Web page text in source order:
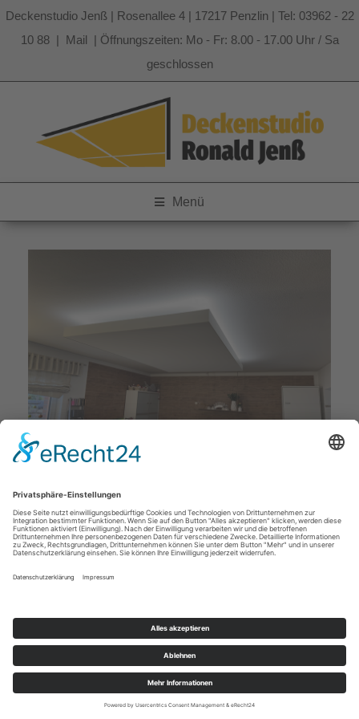
Deckenstudio Jenß | Rosenallee 4 | 17217 Penzlin | Tel: 03962 - 22
10 88 | Mail | Öffnungszeiten: Mo - Fr: 8.00 - 17.00 Uhr / Sa
geschlossen
Menü
Tel: 03962 - 22 10 88 |Mail|Newsletter
|Datenschutz|Widerruf | |
Cookie-Einstellungen